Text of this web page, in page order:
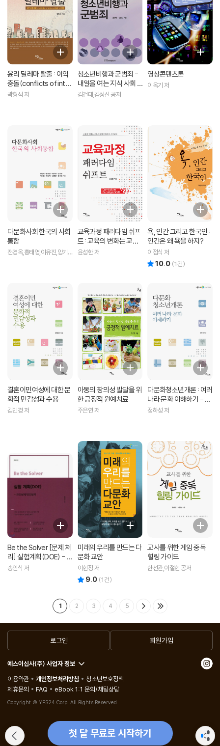
윤리 딜레마 탈출 : 이익
충돌(conflicts of inter
est)의 지혜
곽형석 저
청소년비행과 군범죄 -
내일을 여는 지식 사회 5
3
김건태,김성신 공저
영상콘텐츠론
이옥기 저
다문화사회 한국의 사회
통합
전경옥,홍태영,이유진,양기
교육과정 패러다임 쉬프
트 : 교육의 변화는 교육
과정의 변화에서 시작된
윤성한 저
욕, 인간 그리고 한국인 :
인간은 왜 욕을 하지?
이점식 저
10.0 (1건)
결혼이민여성에 대한 문
화적 민감성과 수용
김민경 저
아동의 창의성 발달을 위
한 긍정적 원예치료
주은연 저
다문화청소년개론 : 여러
나라 문화 이해하기 - 어
울누리 학술연구 04
정하성 저
Be the Solver [문제 처
리] 실험계획(DOE) - 요
인설계/강건설계
송인식 저
미래의 우리를 만드는 다
문화 교안
이현정 저
9.0 (1건)
교사를 위한 게임 중독
힐링 가이드
한선관,이철현 공저
1 2 3 4 5
첫 달 무료로 시작하기
로그인 회원가입
예스이십사(주) 사업자 정보
이용약관
개인정보처리방침
청소년보호정책
제휴문의
FAQ eBook 1:1 문의/채팅상담
Copyright © YES24 Corp. All Rights Reserved.